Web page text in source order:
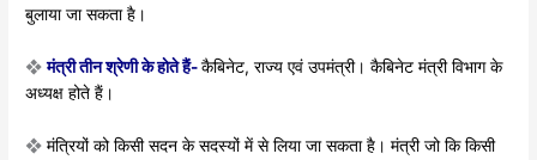
बुलाया जा सकता है।
❖ मंत्री तीन श्रेणी के हाेते हैं-कैबिनेट, राज्य एवंउपमंत्री। कैबिनेट मंत्री विभाग के
अध्यक्ष होते हैं।
❖ मंत्रियों को किसी सदन के सदस्यों में से लिया जासकता है। मंत्री जो कि किसी